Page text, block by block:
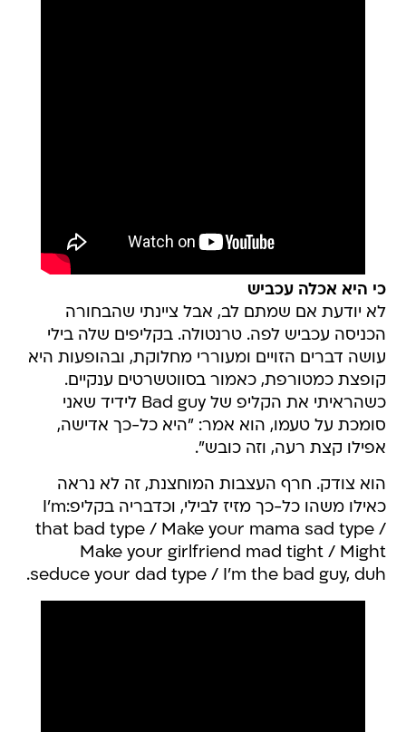
כי היא אכלה עכביש
לא יודעת אם שמתם לב, אבל ציינתי שהבחורה
הכניסה עכביש לפה. טרנטולה. בקליפים שלה בילי
עושה דברים הזויים ומעוררי מחלוקת, ובהופעות היא
קופצת כמטורפת, כאמור בסווטשרטים ענקיים.
כשהראיתי את הקליפ של Bad guy לידיד שאני
סומכת על טעמו, הוא אמר: "היא כל-כך אדישה,
אפילו קצת רעה, וזה כובש".
הוא צודק. חרף העצבות המוחצנת, זה לא נראה
כאילו משהו כל-כך מזיז לבילי, וכדבריה בקליפ:I'm
that bad type / Make your mama sad type /
Make your girlfriend mad tight / Might
seduce your dad type / I'm the bad guy, duh.